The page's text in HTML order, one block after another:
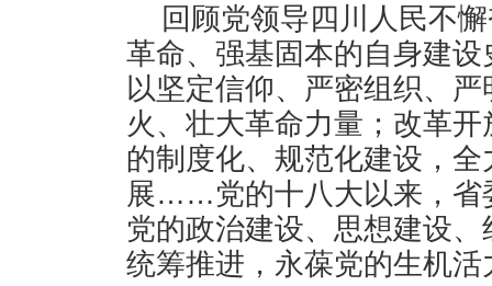
回顾党领导四川人民不
革命、强基固本的自身建
以坚定信仰、严密组织、
火、壮大革命力量；改革
的制度化、规范化建设，
展……党的十八大以来，省
党的政治建设、思想建设
统筹推进，永葆党的生机活